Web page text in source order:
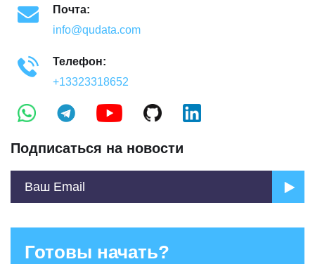
Почта:
info@qudata.com
Телефон:
+13323318652
Подписаться на новости
Готовы начать?